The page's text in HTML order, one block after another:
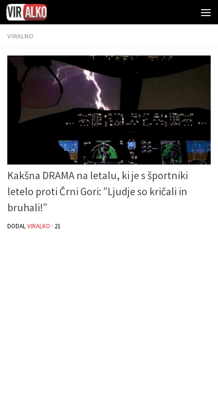
VIRALNO
Kakšna DRAMA na letalu, ki je s športniki
letelo proti Črni Gori: ”Ljudje so kričali in
bruhali!”
DODALVIRALKO · 21